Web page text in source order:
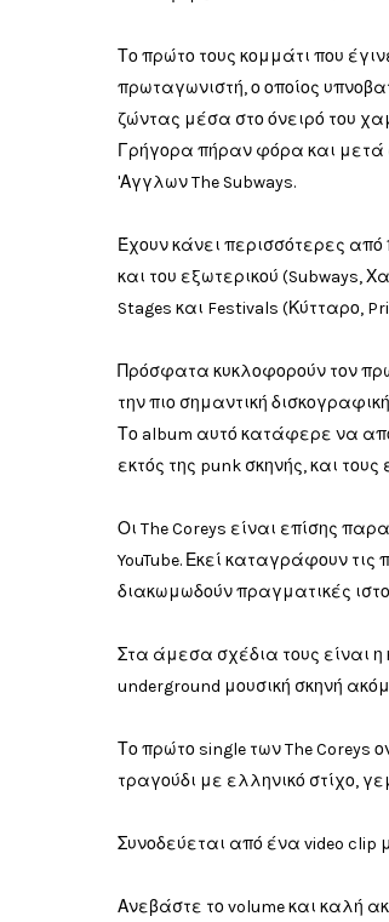
Το πρώτο τους κομμάτι που
πρωταγωνιστή, ο οποίος
ζώντας μέσα στο όνειρό του
Γρήγορα πήραν φόρα και μετά
'Αγγλων The Subways.
Έχουν κάνει περισσότερες
και του εξωτερικού (Subways,
Stages και Festivals (Κύτταρο,
Πρόσφατα κυκλοφορούν τον
την πιο σημαντική
Το album αυτό κατάφερε να
εκτός της punk σκηνής, και
Οι The Coreys είναι επίσης
YouTube. Εκεί καταγράφουν τις
διακωμωδούν πραγματικές
Στα άμεσα σχέδια τους είναι η
underground μουσική σκηνή
Το πρώτο single των The Coreys
τραγούδι με ελληνικό στίχο,
Συνοδεύεται από ένα video clip
Ανεβάστε το volume και καλή